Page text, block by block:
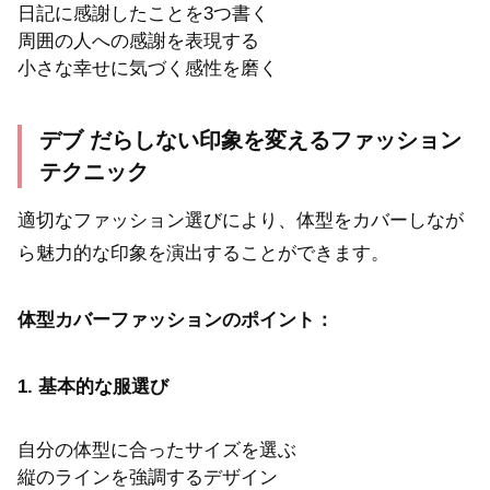
日記に感謝したことを3つ書く
周囲の人への感謝を表現する
小さな幸せに気づく感性を磨く
デブ だらしない印象を変えるファッション
テクニック
適切なファッション選びにより、体型をカバーしなが
ら魅力的な印象を演出することができます。
体型カバーファッションのポイント：
1. 基本的な服選び
自分の体型に合ったサイズを選ぶ
縦のラインを強調するデザイン